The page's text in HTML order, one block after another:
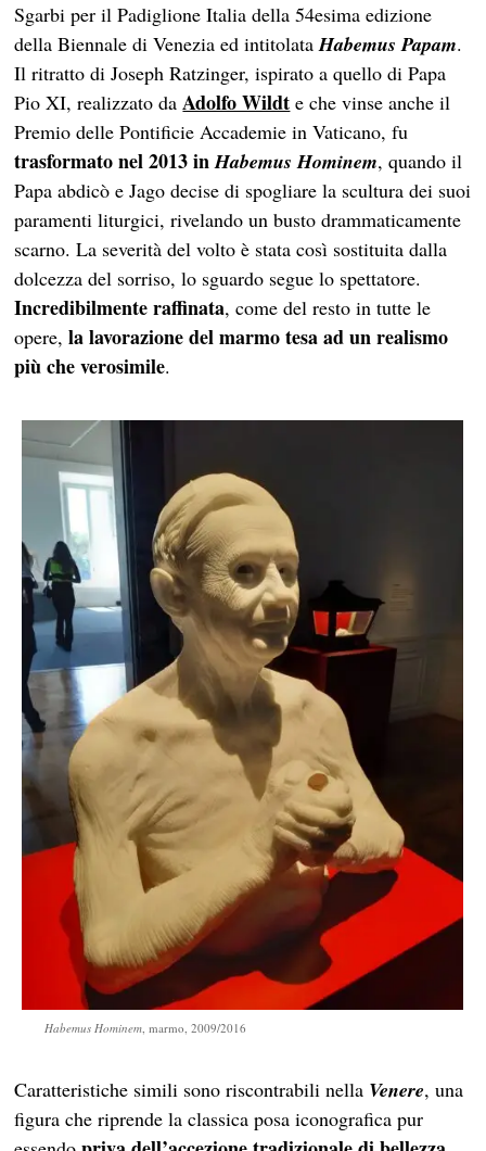
Sgarbi per il Padiglione Italia della 54esima edizione
della Biennale di Venezia ed intitolataHabemus Papam.
Il ritratto di Joseph Ratzinger, ispirato a quello di Papa
Pio XI, realizzato daAdolfo Wildt e che vinse anche il
Premio delle Pontificie Accademie in Vaticano, fu
trasformato nel 2013 inHabemus Hominem, quando il
Papa abdicò e Jago decise di spogliare la scultura dei suoi
paramenti liturgici, rivelando un busto drammaticamente
scarno. La severità del volto è stata così sostituita dalla
dolcezza del sorriso, lo sguardo segue lo spettatore.
Incredibilmente raffinata, come del resto in tutte le
opere,la lavorazione del marmo tesa ad un realismo
più che verosimile.
Habemus Hominem, marmo, 2009/2016
Caratteristiche simili sono riscontrabili nella Venere, una
figura che riprende la classica posa iconografica pur